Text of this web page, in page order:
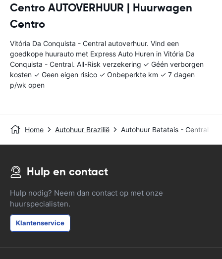
Centro AUTOVERHUUR | Huurwagen
Centro
Vitória Da Conquista - Central autoverhuur. Vind een
goedkope huurauto met Express Auto Huren in Vitória Da
Conquista - Central. All-Risk verzekering ✓ Géén verborgen
kosten ✓ Geen eigen risico ✓ Onbeperkte km ✓ 7 dagen
p/wk open
Home Autohuur Brazilië Autohuur Batatais - Central
Hulp en contact
Hulp nodig? Neem dan contact op met onze
huurspecialisten.
Klantenservice